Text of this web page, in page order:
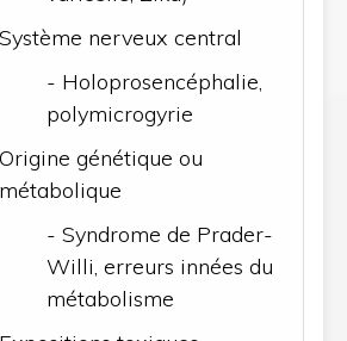
Système nerveux central
- Holoprosencéphalie,
polymicrogyrie
Origine génétique ou
métabolique
- Syndrome de Prader-
Willi, erreurs innées du
métabolisme